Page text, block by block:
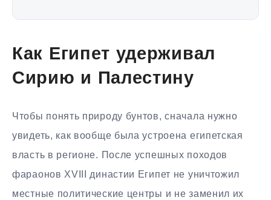
Как Египет удерживал
Сирию и Палестину
Чтобы понять природу бунтов, сначала нужно
увидеть, как вообще была устроена египетская
власть в регионе. После успешных походов
фараонов XVIII династии Египет не уничтожил
местные политические центры и не заменил их